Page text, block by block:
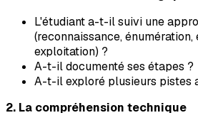
L'étudiant a-t-il suivi une
(reconnaissance,
exploitation) ?
A-t-il documenté ses étapes ?
A-t-il exploré plusieurs pistes
2. La compréhension technique